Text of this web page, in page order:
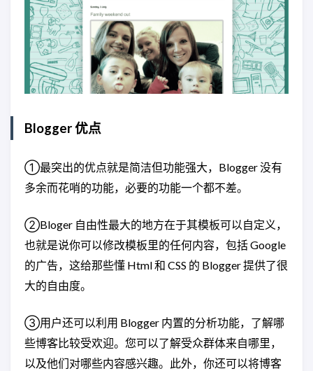
Blogger 优点
①最突出的优点就是简洁但功能强大，Blogger 没有
多余而花哨的功能，必要的功能一个都不差。
②Bloger 自由性最大的地方在于其模板可以自定义，
也就是说你可以修改模板里的任何内容，包括 Google
的广告，这给那些懂 Html 和 CSS 的 Blogger 提供了很
大的自由度。
③用户还可以利用 Blogger 内置的分析功能，了解哪
些博客比较受欢迎。您可以了解受众群体来自哪里，
以及他们对哪些内容感兴趣。此外，你还可以将博客